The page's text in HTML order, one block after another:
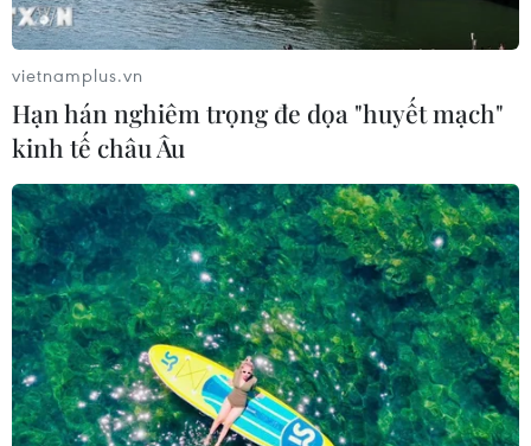
TIN CÙNG CHUYÊN MỤC
Thụy Sĩ khó đạt mục tiêu giảm phát
thải khí nhà kính vào năm 2030
07/08/2026 09:42
Bão Dolphin càn quét các đảo miền
Nam Nhật Bản, sân bay Okinawa
phải đóng cửa
07/08/2026 09:10
vietnamplus.vn
Hạn hán nghiêm trọng đe dọa "huyết mạch"
kinh tế châu Âu